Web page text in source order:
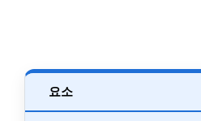
요소